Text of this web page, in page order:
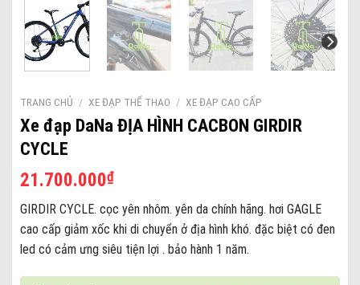
TRANG CHỦ / XE ĐẠP THỂ THAO / XE ĐẠP CAO CẤP
Xe đạp DaNa ĐỊA HÌNH CACBON GIRDIR
CYCLE
21.700.000₫
GIRDIR CYCLE. cọc yên nhôm. yên da chính hãng. hơi GAGLE
cao cấp giảm xốc khi di chuyển ở địa hình khó. đặc biệt có đen
led có cảm ưng siêu tiện lợi . bảo hành 1 năm.